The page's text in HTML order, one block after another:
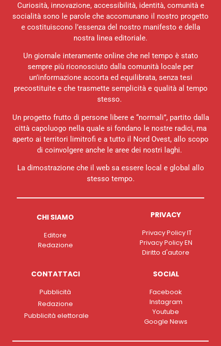
Curiosità, innovazione, accessibilità, identità, comunità e
socialità sono le parole che accomunano il nostro progetto
e costituiscono l’essenza del nostro manifesto e della
nostra linea editoriale.
Un giornale interamente online che nel tempo è stato
sempre più riconosciuto dalla comunità locale per
un’informazione accorta ed equilibrata, senza tesi
precostituite e che trasmette semplicità e qualità al tempo
stesso.
Un progetto frutto di persone libere e “normali”, partito dalla
città capoluogo nella quale si fondano le nostre radici, ma
aperto ai territori limitrofi e a tutto il Nord Ovest, allo scopo
di coinvolgere anche le aree dei nostri laghi.
La dimostrazione che il web sa essere local e global allo
stesso tempo.
CHI SIAMO
Editore
Redazione
PRIVACY
Privacy Policy IT
Privacy Policy EN
Diritto d'autore
CONTATTACI
Pubblicità
Redazione
Pubblicità elettorale
SOCIAL
Facebook
Instagram
Youtube
Google News